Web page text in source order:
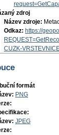
zdroj
Název zdroje:
Odkaz: https://
CUZK-
formát
PNG
JPEG